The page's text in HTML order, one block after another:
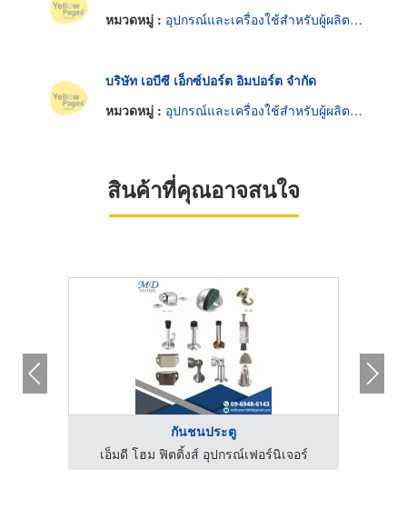
หมวดหมู่ : อุปกรณ์และเครื่องใช้สำหรับผู้ผลิตเฟอร์นิเจอร์
บริษัท เอบีซี เอ็กซ์ปอร์ต อิมปอร์ต จำกัด
หมวดหมู่ : อุปกรณ์และเครื่องใช้สำหรับผู้ผลิตเฟอร์นิเจอร์
สินค้าที่คุณอาจสนใจ
กันชนประตู
เอ็มดี โฮม ฟิตติ้งส์ อุปกรณ์เฟอร์นิเจอร์